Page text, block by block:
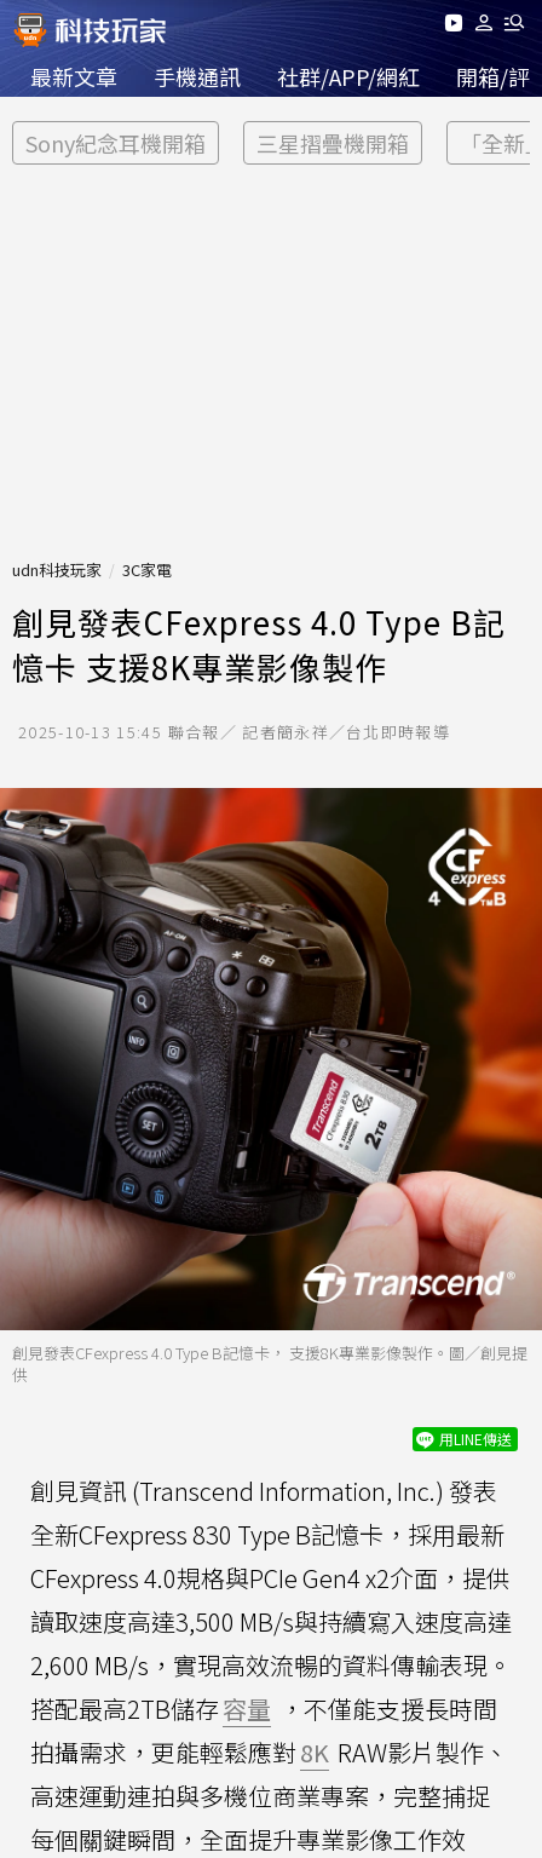
最新文章 手機通訊 社群/APP/網紅 開箱/評
Sony紀念耳機開箱 三星摺疊機開箱 「全新
udn科技玩家 3C家電
創見發表CFexpress 4.0 Type B記
憶卡 支援8K專業影像製作
2025-10-13 15:45 聯合報／ 記者簡永祥／台北即時報導
創見發表CFexpress 4.0 Type B記憶卡， 支援8K專業影像製作。圖／創見提
供
用LINE傳送
創見資訊 (Transcend Information, Inc.) 發表
全新CFexpress 830 Type B記憶卡，採用最新
CFexpress 4.0規格與PCIe Gen4 x2介面，提供
讀取速度高達3,500 MB/s與持續寫入速度高達
2,600 MB/s，實現高效流暢的資料傳輸表現。
搭配最高2TB儲存容量 ，不僅能支援長時間
拍攝需求，更能輕鬆應對8K RAW影片製作、
高速運動連拍與多機位商業專案，完整捕捉
每個關鍵瞬間，全面提升專業影像工作效